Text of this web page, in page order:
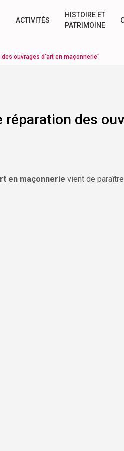
ACTIVITÉS
HISTOIRE ET
PATRIMOINE
ouvrages d’art en maçonnerie"
des
en maçonnerie vient de